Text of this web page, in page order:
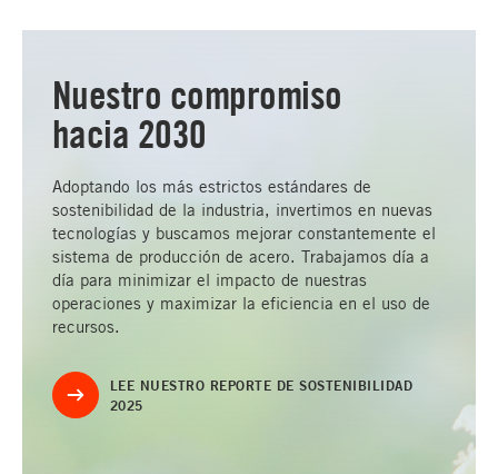
Nuestro compromiso
hacia 2030
Adoptando los más estrictos estándares de
sostenibilidad de la industria, invertimos en nuevas
tecnologías y buscamos mejorar constantemente el
sistema de producción de acero. Trabajamos día a
día para minimizar el impacto de nuestras
operaciones y maximizar la eficiencia en el uso de
recursos.
LEE NUESTRO REPORTE DE SOSTENIBILIDAD
2025